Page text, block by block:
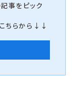
事をピック
ちらから↓↓